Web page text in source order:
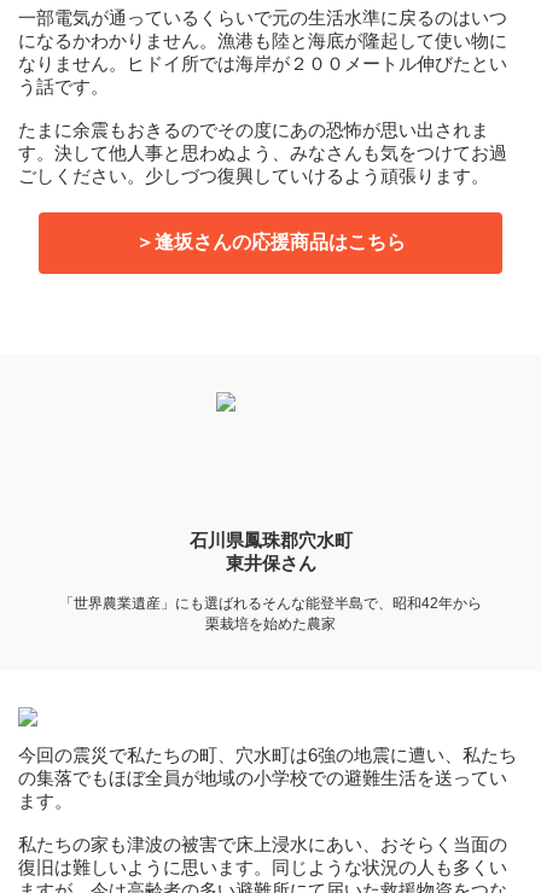
一部電気が通っているくらいで元の生活水準に戻るのはいつ
になるかわかりません。漁港も陸と海底が隆起して使い物に
なりません。ヒドイ所では海岸が２００メートル伸びたとい
う話です。
たまに余震もおきるのでその度にあの恐怖が思い出されま
す。決して他人事と思わぬよう、みなさんも気をつけてお過
ごしください。少しづつ復興していけるよう頑張ります。
＞逢坂さんの応援商品はこちら
石川県鳳珠郡穴水町
東井保さん
「世界農業遺産」にも選ばれるそんな能登半島で、昭和42年から
栗栽培を始めた農家
今回の震災で私たちの町、穴水町は6強の地震に遭い、私たち
の集落でもほぼ全員が地域の小学校での避難生活を送ってい
ます。
私たちの家も津波の被害で床上浸水にあい、おそらく当面の
復旧は難しいように思います。同じような状況の人も多くい